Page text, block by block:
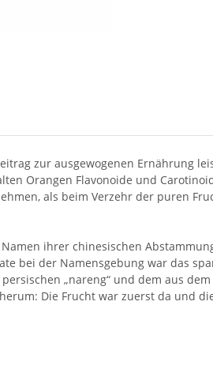
zur ausgewogenen Ernährung
Orangen Flavonoide und
als beim Verzehr der puren
ihrer chinesischen
bei der Namensgebung war das
„nareng“ und dem aus
Die Frucht war zuerst da und